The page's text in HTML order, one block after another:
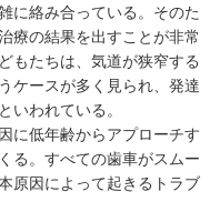
に絡み合っている。そのた
療の結果を出すことが非常
もたちは、気道が狭窄する
ケースが多く見られ、発達
いわれている。
に低年齢からアプローチす
る。すべての歯車がスムー
原因によって起きるトラブ